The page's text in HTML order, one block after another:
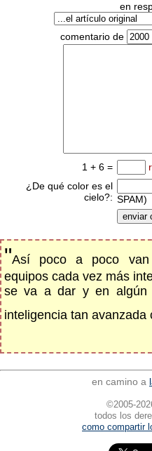
en
comentario de
1 + 6 =
¿De qué color es el
cielo?: SPAM)
"Así poco a poco van
equipos cada vez más
se va a dar y en algún
inteligencia tan avanzada
en camino a
©2005-
todos los
como compartir